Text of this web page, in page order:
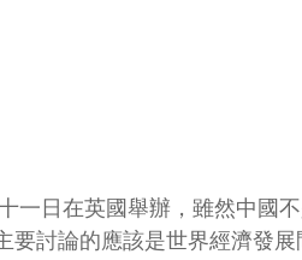
一日在英國舉辦，雖然中國
討論的應該是世界經濟發展